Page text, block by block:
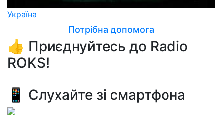
Україна
Потрібна допомога
👍 Приєднуйтесь до Radio
ROKS!
📱 Слухайте зі смартфона